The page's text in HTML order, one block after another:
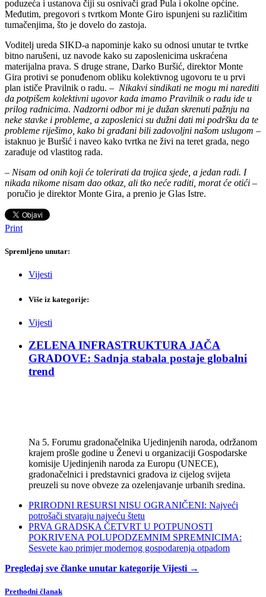
poduzeća i ustanova čiji su osnivači grad Pula i okolne općine.
Međutim, pregovori s tvrtkom Monte Giro ispunjeni su različitim
tumačenjima, što je dovelo do zastoja.
Voditelj ureda SIKD-a napominje kako su odnosi unutar te tvrtke
bitno narušeni, uz navode kako su zaposlenicima uskraćena
materijalna prava. S druge strane, Darko Buršić, direktor Monte
Gira protivi se ponuđenom obliku kolektivnog ugovoru te u prvi
plan ističe Pravilnik o radu. – Nikakvi sindikati ne mogu mi narediti
da potpišem kolektivni ugovor kada imamo Pravilnik o radu ide u
prilog radnicima. Nadzorni odbor mi je dužan skrenuti pažnju na
neke stavke i probleme, a zaposlenici su dužni dati mi podršku da te
probleme riješimo, kako bi građani bili zadovoljni našom uslugom –
istaknuo je Buršić i naveo kako tvrtka ne živi na teret grada, nego
zarađuje od vlastitog rada.
– Nisam od onih koji će tolerirati da trojica sjede, a jedan radi. I
nikada nikome nisam dao otkaz, ali tko neće raditi, morat će otići –
poručio je direktor Monte Gira, a prenio je Glas Istre.
Print
Spremljeno unutar:
Vijesti
Više iz kategorije:
Vijesti
ZELENA INFRASTRUKTURA JAČA
GRADOVE: Sadnja stabala postaje globalni
trend
Na 5. Forumu gradonačelnika Ujedinjenih naroda, održanom
krajem prošle godine u Ženevi u organizaciji Gospodarske
komisije Ujedinjenih naroda za Europu (UNECE),
gradonačelnici i predstavnici gradova iz cijelog svijeta
preuzeli su nove obveze za ozelenjavanje urbanih sredina.
PRIRODNI RESURSI NISU OGRANIČENI: Najveći
potrošači stvaraju najveću štetu
PRVA GRADSKA ČETVRT U POTPUNOSTI
POKRIVENA POLUPODZEMNIM SPREMNICIMA:
Sesvete kao primjer modernog gospodarenja otpadom
Pregledaj sve članke unutar kategorije Vijesti →
Prethodni članak